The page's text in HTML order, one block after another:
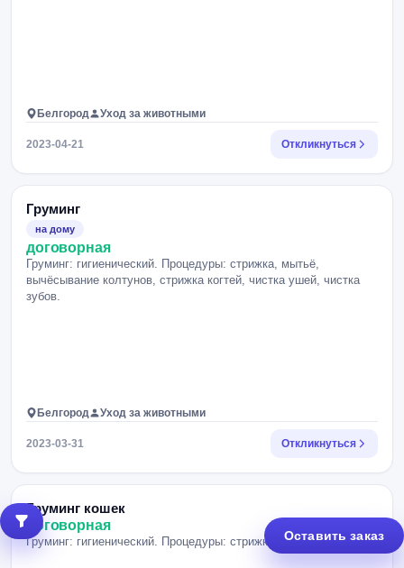
Белгород Уход за животными
2023-04-21 Откликнуться
Груминг
на дому
договорная
Груминг: гигиенический. Процедуры: стрижка, мытьё,
вычёсывание колтунов, стрижка когтей, чистка ушей, чистка
зубов.
Белгород Уход за животными
2023-03-31 Откликнуться
Груминг кошек
договорная
Груминг: гигиенический. Процедуры: стрижка, стрижка когтей.
Оставить заказ